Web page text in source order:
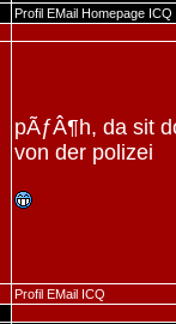
Profil EMail Homepage ICQ
pÃƒÂ¶h, da sit
von der polizei
Profil EMail ICQ